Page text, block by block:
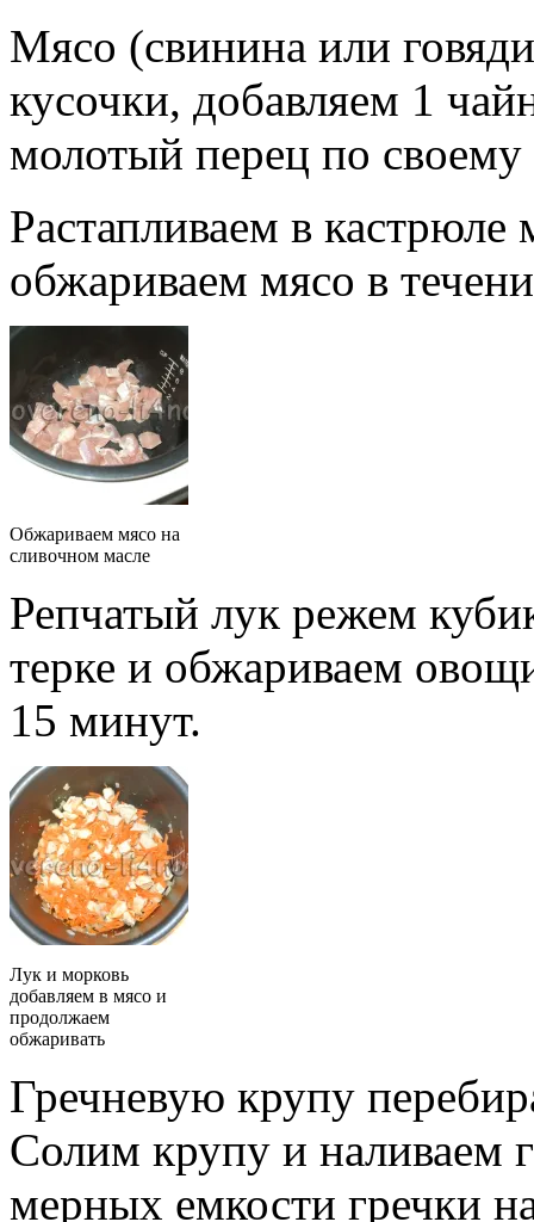
Мясо (свинина или
кусочки, добавляем 1
молотый перец по своему
Растапливаем в
обжариваем мясо в
Обжариваем мясо на
сливочном масле
Репчатый лук режем
терке и обжариваем
15 минут.
Лук и морковь
добавляем в мясо и
продолжаем
обжаривать
Гречневую крупу
Солим крупу и наливаем
мерных емкости гречки